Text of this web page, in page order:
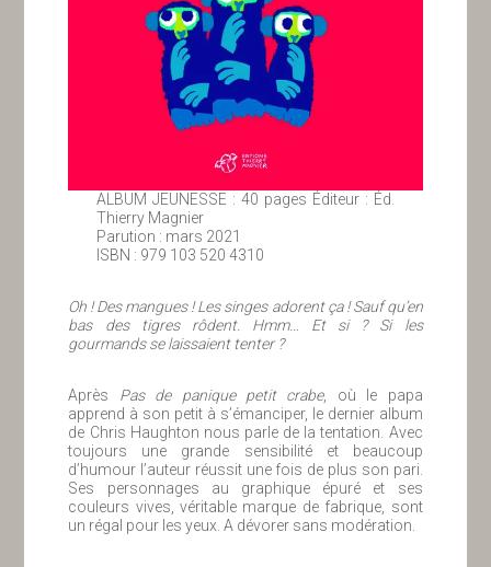
ALBUM JEUNESSE : 40 pages Éditeur : Éd.
Thierry Magnier
Parution : mars 2021
ISBN : 979 103 520 4310
Oh ! Des mangues ! Les singes adorent ça ! Sauf qu’en
bas des tigres rôdent. Hmm… Et si ? Si les
gourmands se laissaient tenter ?
Après Pas de panique petit crabe, où le papa
apprend à son petit à s’émanciper, le dernier album
de Chris Haughton nous parle de la tentation. Avec
toujours une grande sensibilité et beaucoup
d’humour l’auteur réussit une fois de plus son pari.
Ses personnages au graphique épuré et ses
couleurs vives, véritable marque de fabrique, sont
un régal pour les yeux. A dévorer sans modération.